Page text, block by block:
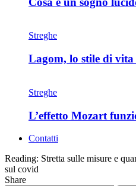
Streghe
Lagom, lo stile di vita
Streghe
L’effetto Mozart
Contatti
Reading: Stretta sulle misure e
sul covid
Share